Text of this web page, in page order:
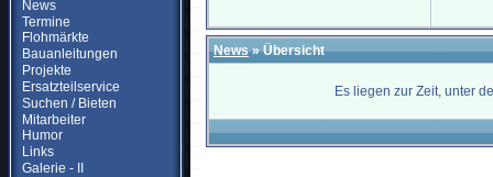
News
Termine
Flohmärkte
Bauanleitungen
Projekte
Ersatzteilservice
Suchen / Bieten
Mitarbeiter
Humor
Links
Galerie - II
News» Übersicht
Es liegen zur Zeit, unter